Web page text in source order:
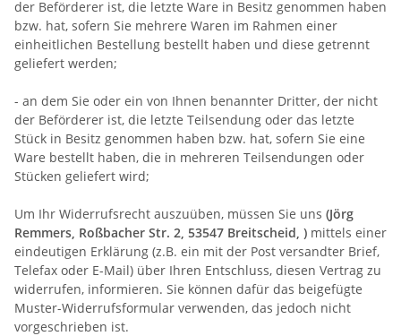
der Beförderer ist, die letzte Ware in Besitz genommen haben
bzw. hat, sofern Sie mehrere Waren im Rahmen einer
einheitlichen Bestellung bestellt haben und diese getrennt
geliefert werden;
- an dem Sie oder ein von Ihnen benannter Dritter, der nicht
der Beförderer ist, die letzte Teilsendung oder das letzte
Stück in Besitz genommen haben bzw. hat, sofern Sie eine
Ware bestellt haben, die in mehreren Teilsendungen oder
Stücken geliefert wird;
Um Ihr Widerrufsrecht auszuüben, müssen Sie uns (Jörg
Remmers, Roßbacher Str. 2, 53547 Breitscheid, ) mittels einer
eindeutigen Erklärung (z.B. ein mit der Post versandter Brief,
Telefax oder E-Mail) über Ihren Entschluss, diesen Vertrag zu
widerrufen, informieren. Sie können dafür das beigefügte
Muster-Widerrufsformular verwenden, das jedoch nicht
vorgeschrieben ist.